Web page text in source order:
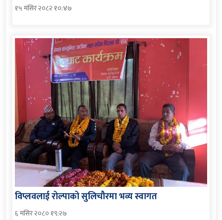
१५ मंसिर २०८२ १०:४७
विप्लवलाई रोल्पाको सुलिचौरमा भव्य स्वागत
६ मंसिर २०८० १९:२७